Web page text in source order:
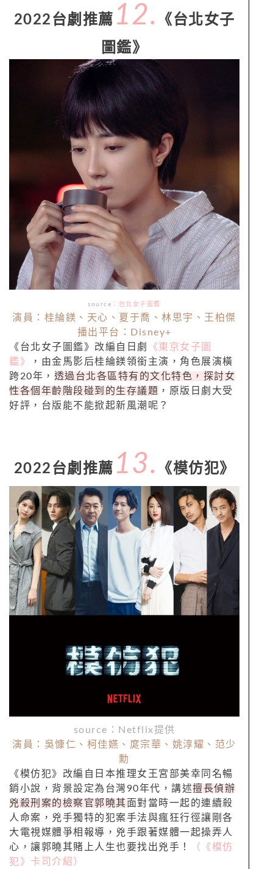
2022台劇推薦 12.
《台北女子
圖鑑》
source： 台北女子圖鑑
演員：桂綸鎂、天心、夏于喬、林思宇、王柏傑
播出平台：Disney+
《台北女子圖鑑》改編自日劇
《東京女子圖
鑑》
，由金馬影后桂綸鎂領銜主演，角色展演橫
跨20年， 透過台北各區特有的文化特色，探討女
性各個年齡階段碰到的生存議題 ，原版日劇大受
好評，台版能不能掀起新風潮呢？
2022台劇推薦 13. 《模仿犯》
source：Netflix提供
演員：吳慷仁、柯佳嬿、庹宗華、姚淳耀、范少
勳
《模仿犯》改編自日本推理女王宮部美幸同名暢
銷小說，背景設定為台灣90年代，講述擅長偵辦
兇殺刑案的檢察官郭曉其面對當時一起的連續殺
人命案，兇手獨特的犯案手法與瘋狂行徑讓剛各
大電視媒體爭相報導，兇手跟著媒體一起操弄人
心，讓郭曉其賭上人生也要找出兇手！
（《模仿
犯》卡司介紹）